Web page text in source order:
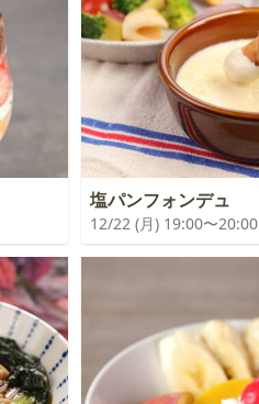
塩パンフォンデュ
12/22 (月) 19:00〜20:00